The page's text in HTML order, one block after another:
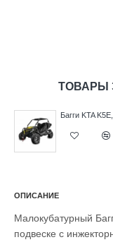
ТОВАРЫ
Багги KTA
ОПИСАНИЕ
Малокубатурный
подвеске с